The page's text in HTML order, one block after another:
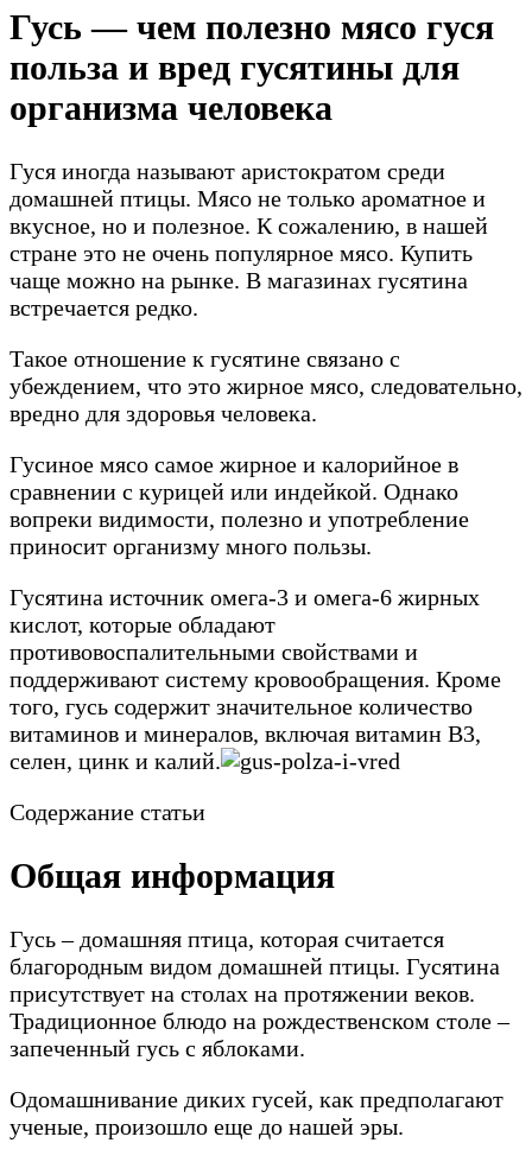
Гусь — чем полезно мясо гуся
польза и вред гусятины для
организма человека
Гуся иногда называют аристократом среди
домашней птицы. Мясо не только ароматное и
вкусное, но и полезное. К сожалению, в нашей
стране это не очень популярное мясо. Купить
чаще можно на рынке. В магазинах гусятина
встречается редко.
Такое отношение к гусятине связано с
убеждением, что это жирное мясо, следовательно,
вредно для здоровья человека.
Гусиное мясо самое жирное и калорийное в
сравнении с курицей или индейкой. Однако
вопреки видимости, полезно и употребление
приносит организму много пользы.
Гусятина источник омега-3 и омега-6 жирных
кислот, которые обладают
противовоспалительными свойствами и
поддерживают систему кровообращения. Кроме
того, гусь содержит значительное количество
витаминов и минералов, включая витамин B3,
селен, цинк и калий.
Содержание статьи
Общая информация
Гусь – домашняя птица, которая считается
благородным видом домашней птицы. Гусятина
присутствует на столах на протяжении веков.
Традиционное блюдо на рождественском столе –
запеченный гусь с яблоками.
Одомашнивание диких гусей, как предполагают
ученые, произошло еще до нашей эры.